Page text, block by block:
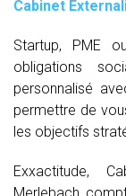
Cabinet
Startup, PME
obligations
personnalisé
permettre de
les objectifs
Exxactitude,